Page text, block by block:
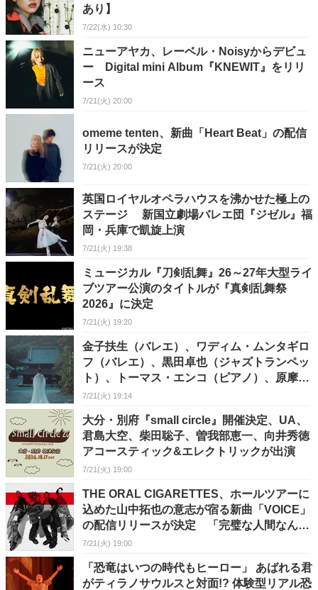
あり】
7/22(水) 10:30
ニューアヤカ、レーベル・Noisyからデビュ
ー Digital mini Album『KNEWIT』をリリ
ース
7/21(火) 20:00
omeme tenten、新曲「Heart Beat」の配信
リリースが決定
7/21(火) 20:00
英国ロイヤルオペラハウスを沸かせた極上の
ステージ 新国立劇場バレエ団『ジゼル』福
岡・兵庫で凱旋上演
7/21(火) 19:38
ミュージカル『刀剣乱舞』26～27年大型ライ
ブツアー公演のタイトルが『真剣乱舞祭
2026』に決定
7/21(火) 19:20
金子扶生（バレエ）、ワディム・ムンタギロ
フ（バレエ）、黒田卓也（ジャズトランペッ
ト）、トーマス・エンコ（ピアノ）、原摩利
彦（音楽監督）ら出演 『OTOBUTAI 2026
7/21(火) 19:14
大分・別府『small circle』開催決定、UA、
君島大空、柴田聡子、曽我部恵一、向井秀徳
アコースティック&エレクトリックが出演
7/21(火) 19:00
THE ORAL CIGARETTES、ホールツアーに
込めた山中拓也の意志が宿る新曲「VOICE」
の配信リリースが決定 「完璧な人間なんて
いない。完璧でない事が美しいと僕は思いま
7/21(火) 19:00
「恐竜はいつの時代もヒーロー」 あばれる君
がティラノサウルスと対面!? 体験型リアル恐